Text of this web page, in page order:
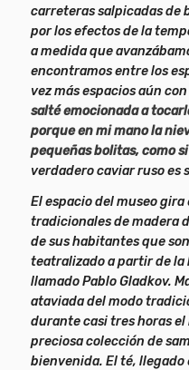
carreteras salpicadas de
por los efectos de la
a medida que
encontramos entre los
vez más espacios aún
salté emocionada a
porque en mi mano la
pequeñas bolitas, como
verdadero caviar ruso es
El espacio del museo gira
tradicionales de madera
de sus habitantes que
teatralizado a partir de
llamado Pablo Gladkov.
ataviada del modo
durante casi tres horas
preciosa colección de
bienvenida. El té, llegado